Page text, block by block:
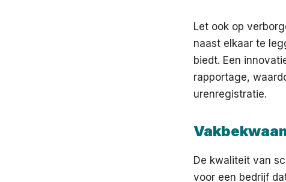
Let ook op
naast elkaar te
biedt. Een
rapportage,
urenregistratie.
De kwaliteit van
voor een bedrijf